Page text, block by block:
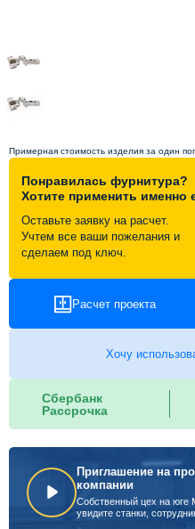
Контакты
Примерная стоимость изделия за один
Понравилась фурнитура?
Хотите применить именно
Оставьте заявку на расчет.
Учтем все ваши пожелания и
сделаем под ключ.
Расчет проекта
Хочу
Сбербанк
Рассрочка
Приглашение на
компании
Собственный цех на юге
увидите станки,